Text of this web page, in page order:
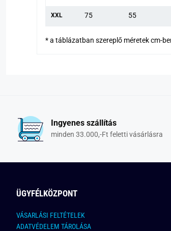
XXL 75 55
* a táblázatban szereplő méretek cm-
Ingyenes szállítás
minden 33.000,-Ft feletti vásárlásra
ÜGYFÉLKÖZPONT
VÁSARLÁSI FELTÉTELEK
ADATVÉDELEM TÁROLÁSA